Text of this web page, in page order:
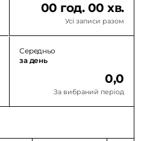
00 год. 00 хв.
Усі записи разом
Середньо
за день
0,0
За вибраний період